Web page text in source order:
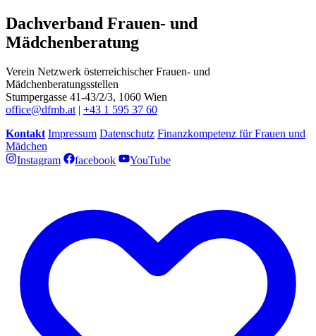
Dachverband Frauen- und
Mädchenberatung
Verein Netzwerk österreichischer Frauen- und
Mädchenberatungsstellen
Stumpergasse 41-43/2/3, 1060 Wien
office@dfmb.at| +43 1 595 37 60
Kontakt Impressum Datenschutz Finanzkompetenz für Frauen und
Mädchen
Instagram
facebook YouTube